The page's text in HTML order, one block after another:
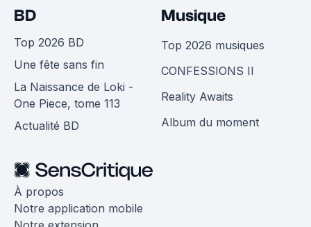
BD
Top 2026 BD
Une fête sans fin
La Naissance de Loki -
One Piece, tome 113
Actualité BD
Musique
Top 2026 musiques
CONFESSIONS II
Reality Awaits
Album du moment
À propos
Notre application mobile